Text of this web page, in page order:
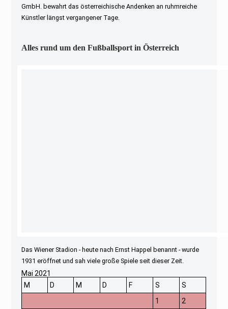
GmbH. bewahrt das österreichische Andenken an ruhmreiche
Künstler längst vergangener Tage.
Alles rund um den Fußballsport in Österreich
Das Wiener Stadion - heute nach Ernst Happel benannt - wurde
1931 eröffnet und sah viele große Spiele seit dieser Zeit.
Mai 2021
M
D M D F S
S
1
2